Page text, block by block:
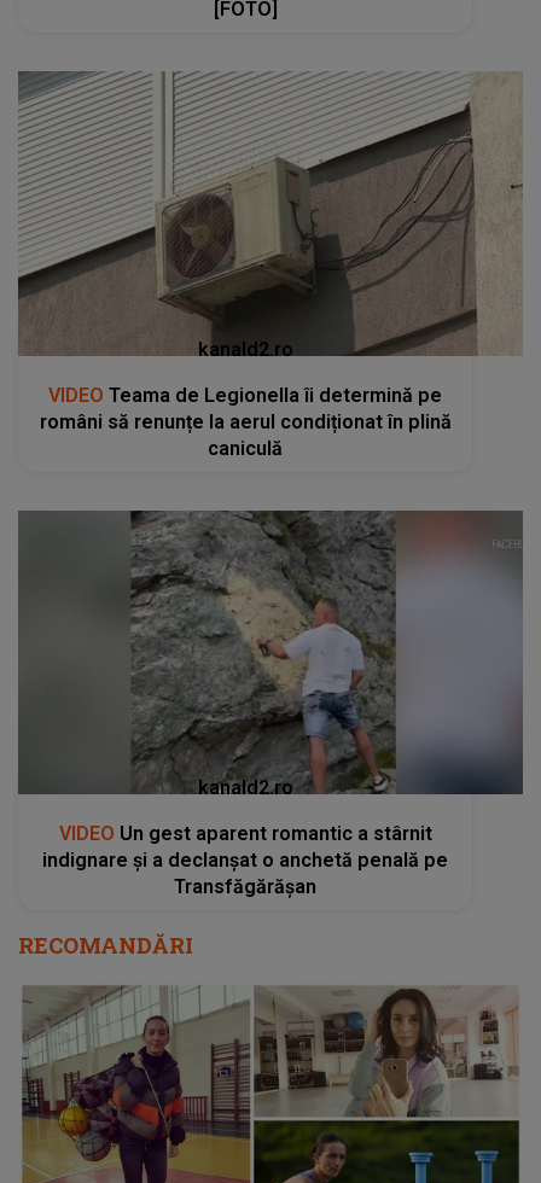
[FOTO]
kanald2.ro
VIDEO Teama de Legionella îi determină pe
români să renunțe la aerul condiționat în plină
caniculă
kanald2.ro
VIDEO Un gest aparent romantic a stârnit
indignare și a declanșat o anchetă penală pe
Transfăgărășan
RECOMANDĂRI